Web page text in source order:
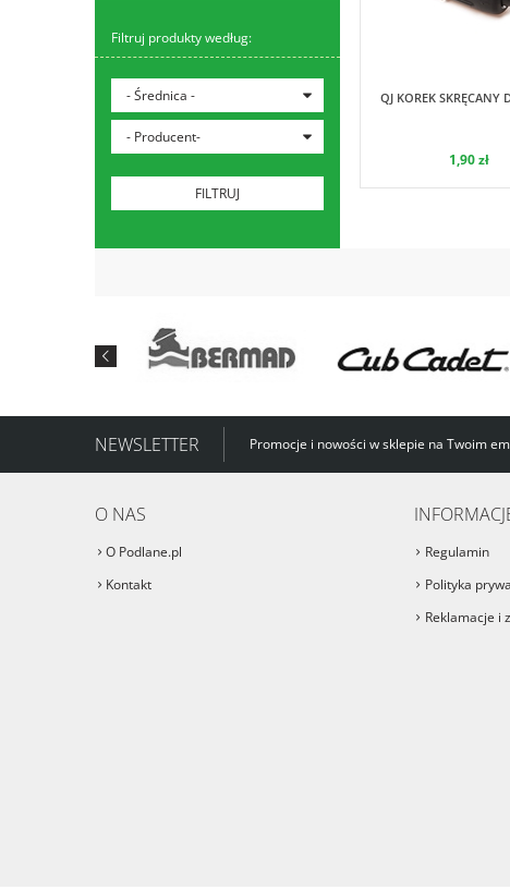
Filtruj produkty według:
- Średnica -
- Producent-
FILTRUJ
QJ KOREK SKRĘCANY
1,90 zł
NEWSLETTER Promocje i nowości w sklepie na Twoim
O NAS
O Podlane.pl
Kontakt
Regulamin
Polityka
Reklamacje i